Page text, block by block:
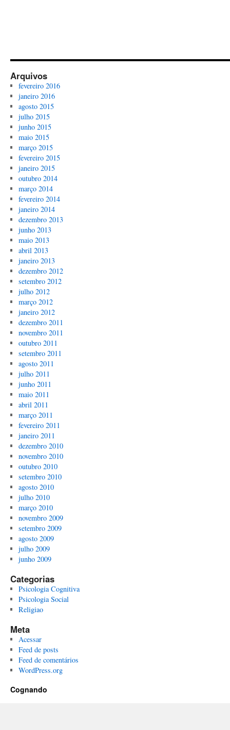
Arquivos
fevereiro 2016
janeiro 2016
agosto 2015
julho 2015
junho 2015
maio 2015
março 2015
fevereiro 2015
janeiro 2015
outubro 2014
março 2014
fevereiro 2014
janeiro 2014
dezembro 2013
junho 2013
maio 2013
abril 2013
janeiro 2013
dezembro 2012
setembro 2012
julho 2012
março 2012
janeiro 2012
dezembro 2011
novembro 2011
outubro 2011
setembro 2011
agosto 2011
julho 2011
junho 2011
maio 2011
abril 2011
março 2011
fevereiro 2011
janeiro 2011
dezembro 2010
novembro 2010
outubro 2010
setembro 2010
agosto 2010
julho 2010
março 2010
novembro 2009
setembro 2009
agosto 2009
julho 2009
junho 2009
Categorias
Psicologia Cognitiva
Psicologia Social
Religiao
Meta
Acessar
Feed de posts
Feed de comentários
WordPress.org
Cognando